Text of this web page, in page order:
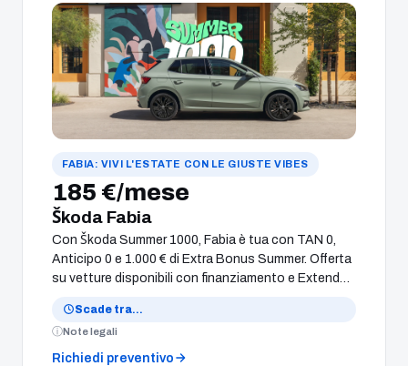
FABIA: VIVI L'ESTATE CON LE GIUSTE VIBES
185 €/mese
Škoda Fabia
Con Škoda Summer 1000, Fabia è tua con TAN 0,
Anticipo 0 e 1.000 € di Extra Bonus Summer. Offerta
su vetture disponibili con finanziamento e Extended
Scade tra…
Note legali
Richiedi preventivo